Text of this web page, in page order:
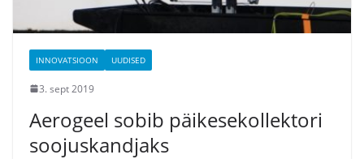
INNOVATSIOON UUDISED
3. sept 2019
Aerogeel sobib päikesekollektori
soojuskandjaks